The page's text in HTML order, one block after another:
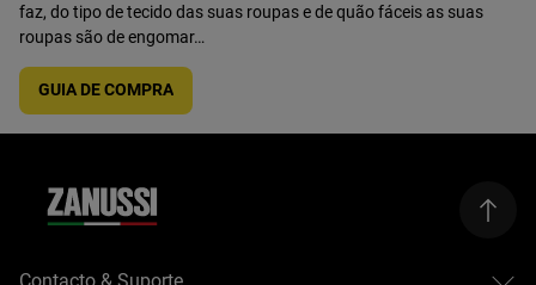
faz, do tipo de tecido das suas roupas e de quão fáceis as suas
roupas são de engomar…
GUIA DE COMPRA